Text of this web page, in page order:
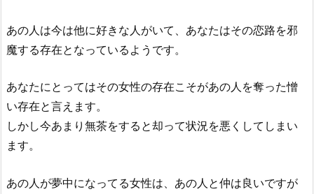
あの人は今は他に好きな人がいて、あなたはその恋路を邪
魔する存在となっているようです。
あなたにとってはその女性の存在こそがあの人を奪った憎
い存在と言えます。
しかし今あまり無茶をすると却って状況を悪くしてしまい
ます。
あの人が夢中になってる女性は、あの人と仲は良いですが